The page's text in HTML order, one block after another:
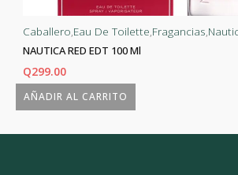
AÑADIR AL CARRITO
Caballero Eau De Toilette Fragancias
NAUTICA RED EDT 100 Ml
Q299.00